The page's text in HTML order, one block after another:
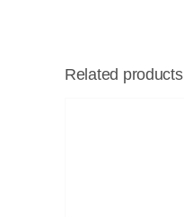
Related products